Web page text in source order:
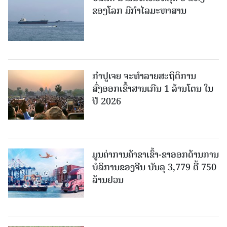
ຂອງໂລກ ມີກຳໄລມະຫາສານ
ກຳປູເຈຍ ຈະທຳລາຍສະຖິຕິການ
ສົ່ງອອກເຂົ້າສານເກີນ 1 ລ້ານໂຕນ ໃນ
ປີ 2026
ມູນຄ່າການຄ້າຂາເຂົ້າ-ຂາອອກດ້ານການ
ບໍລິການຂອງຈີນ ບັນລຸ 3,779 ຕື້ 750
ລ້ານຢວນ